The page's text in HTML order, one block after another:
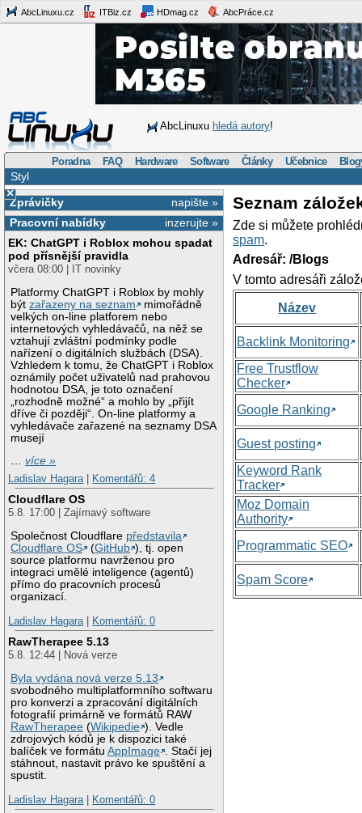
AbcLinuxu.cz ITBiz.cz HDmag.cz AbcPráce.cz
AbcLinuxu hledá autory!
Poradna FAQ Hardware Software Články Učebnice
Styl
×
napište »
Zprávičky
inzerujte »
Pracovní nabídky
EK: ChatGPT i Roblox mohou spadat
pod přísnější pravidla
včera 08:00 | IT novinky
Platformy ChatGPT i Roblox by mohly
býtzařazeny na seznam
mimořádně
velkých on-line platforem nebo
internetových vyhledávačů, na něž se
vztahují zvláštní podmínky podle
nařízení o digitálních službách (DSA).
Vzhledem k tomu, že ChatGPT i Roblox
oznámily počet uživatelů nad prahovou
hodnotou DSA, je toto označení
„rozhodně možné“ a mohlo by „přijít
dříve či později“. On-line platformy a
vyhledávače zařazené na seznamy DSA
musejí
…více »
Ladislav Hagara
Komentářů: 4
Cloudflare OS
5.8. 17:00 | Zajímavý software
Společnost Cloudflare představila
Cloudflare OS
(GitHub ), tj. open
source platformu navrženou pro
integraci umělé inteligence (agentů)
přímo do pracovních procesů
organizací.
Ladislav Hagara
Komentářů: 0
RawTherapee 5.13
5.8. 12:44 | Nová verze
Byla vydána nová verze 5.13
svobodného multiplatformního softwaru
pro konverzi a zpracování digitálních
fotografií primárně ve formátů RAW
RawTherapee (Wikipedie ). Vedle
zdrojových kódů je k dispozici také
balíček ve formátuAppImage . Stačí jej
stáhnout, nastavit právo ke spuštění a
spustit.
Ladislav Hagara
Komentářů: 0
Seznam
Zde si můžete
spam.
Adresář: /Blogs
V tomto adresáři
Název
Backlink Monitoring
Free Trustflow
Checker
Google Ranking
Guest posting
Keyword Rank
Tracker
Moz Domain
Authority
Programmatic SEO
Spam Score